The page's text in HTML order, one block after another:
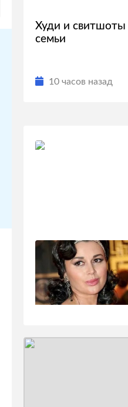
Худи и свитшоты
семьи
10 часов назад